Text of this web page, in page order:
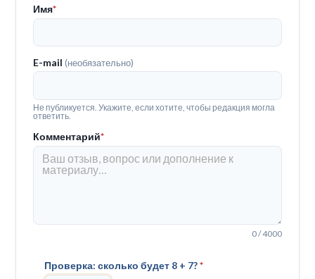
Имя*
E-mail(необязательно)
Не публикуется. Укажите, если хотите, чтобы редакция могла
ответить.
Комментарий*
0 / 4000
Проверка: сколько будет 8 + 7?*